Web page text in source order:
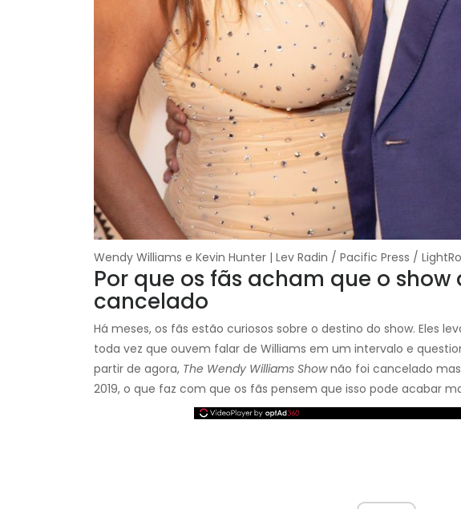
Wendy Williams e Kevin Hunter | Lev Radin / Pacific Press /
Por que os fãs acham que o
cancelado
Há meses, os fãs estão curiosos sobre o destino do show. Eles
toda vez que ouvem falar de Williams em um intervalo e
partir de agora, The Wendy Williams Shownão foi cancelado
2019, o que faz com que os fãs pensem que isso pode acabar